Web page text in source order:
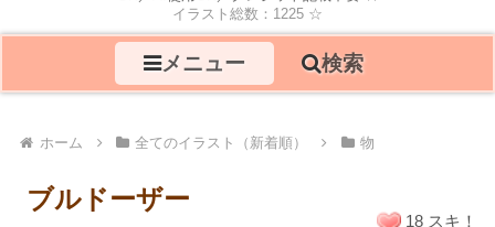
イラスト総数：1225 ☆
メニュー 検索
ホーム 全てのイラスト（新着順） 物
ブルドーザー
18 スキ！